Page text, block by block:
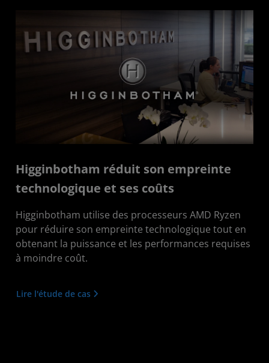
Higginbotham réduit son empreinte
technologique et ses coûts
Higginbotham utilise des processeurs AMD Ryzen
pour réduire son empreinte technologique tout en
obtenant la puissance et les performances requises
à moindre coût.
Lire l'étude de cas